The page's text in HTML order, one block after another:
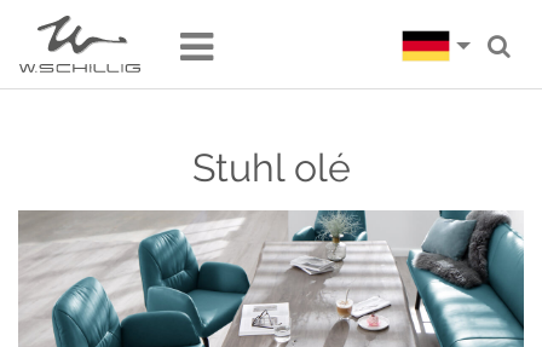
Stuhl olé